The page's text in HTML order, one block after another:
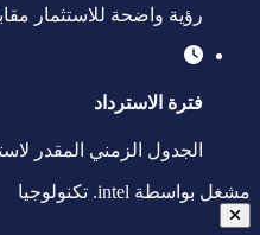
رؤية واضحة للاستثمار
فترة الاسترداد
الجدول الزمني المقدر
مشغل بواسطة intel. تكنولوجيا